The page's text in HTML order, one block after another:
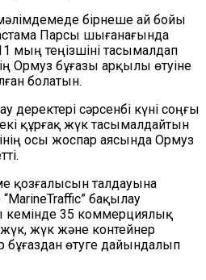
бірнеше ай бойы
Парсы шығанағында
мың теңізшіні тасымалдап
Ормуз бұғазы арқылы өтуіне
болатын.
деректері сәрсенбі күні соңғы
құрғақ жүк тасымалдайтын
осы жоспар аясында Ормуз
қозғалысын талдауына
“MarineTraffic” бақылау
кемінде 35 коммерциялық
жүк, жүк және контейнер
өтуге дайындалып